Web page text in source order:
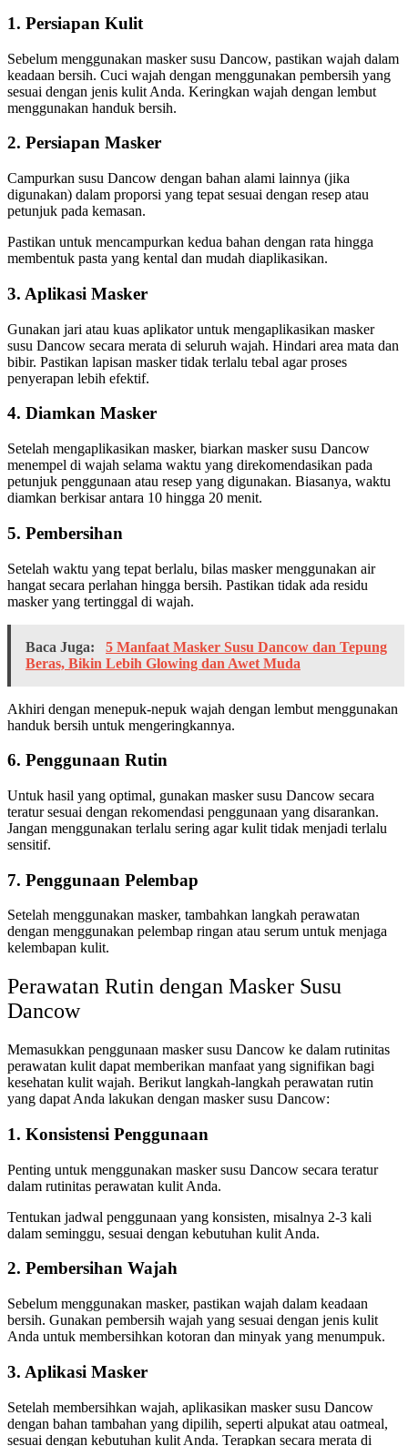
1. Persiapan Kulit
Sebelum menggunakan masker susu Dancow, pastikan wajah dalam
keadaan bersih. Cuci wajah dengan menggunakan pembersih yang
sesuai dengan jenis kulit Anda. Keringkan wajah dengan lembut
menggunakan handuk bersih.
2. Persiapan Masker
Campurkan susu Dancow dengan bahan alami lainnya (jika
digunakan) dalam proporsi yang tepat sesuai dengan resep atau
petunjuk pada kemasan.
Pastikan untuk mencampurkan kedua bahan dengan rata hingga
membentuk pasta yang kental dan mudah diaplikasikan.
3. Aplikasi Masker
Gunakan jari atau kuas aplikator untuk mengaplikasikan masker
susu Dancow secara merata di seluruh wajah. Hindari area mata dan
bibir. Pastikan lapisan masker tidak terlalu tebal agar proses
penyerapan lebih efektif.
4. Diamkan Masker
Setelah mengaplikasikan masker, biarkan masker susu Dancow
menempel di wajah selama waktu yang direkomendasikan pada
petunjuk penggunaan atau resep yang digunakan. Biasanya, waktu
diamkan berkisar antara 10 hingga 20 menit.
5. Pembersihan
Setelah waktu yang tepat berlalu, bilas masker menggunakan air
hangat secara perlahan hingga bersih. Pastikan tidak ada residu
masker yang tertinggal di wajah.
Baca Juga:
5 Manfaat Masker Susu Dancow dan Tepung
Beras, Bikin Lebih Glowing dan Awet Muda
Akhiri dengan menepuk-nepuk wajah dengan lembut menggunakan
handuk bersih untuk mengeringkannya.
6. Penggunaan Rutin
Untuk hasil yang optimal, gunakan masker susu Dancow secara
teratur sesuai dengan rekomendasi penggunaan yang disarankan.
Jangan menggunakan terlalu sering agar kulit tidak menjadi terlalu
sensitif.
7. Penggunaan Pelembap
Setelah menggunakan masker, tambahkan langkah perawatan
dengan menggunakan pelembap ringan atau serum untuk menjaga
kelembapan kulit.
Perawatan Rutin dengan Masker Susu
Dancow
Memasukkan penggunaan masker susu Dancow ke dalam rutinitas
perawatan kulit dapat memberikan manfaat yang signifikan bagi
kesehatan kulit wajah. Berikut langkah-langkah perawatan rutin
yang dapat Anda lakukan dengan masker susu Dancow:
1. Konsistensi Penggunaan
Penting untuk menggunakan masker susu Dancow secara teratur
dalam rutinitas perawatan kulit Anda.
Tentukan jadwal penggunaan yang konsisten, misalnya 2-3 kali
dalam seminggu, sesuai dengan kebutuhan kulit Anda.
2. Pembersihan Wajah
Sebelum menggunakan masker, pastikan wajah dalam keadaan
bersih. Gunakan pembersih wajah yang sesuai dengan jenis kulit
Anda untuk membersihkan kotoran dan minyak yang menumpuk.
3. Aplikasi Masker
Setelah membersihkan wajah, aplikasikan masker susu Dancow
dengan bahan tambahan yang dipilih, seperti alpukat atau oatmeal,
sesuai dengan kebutuhan kulit Anda. Terapkan secara merata di